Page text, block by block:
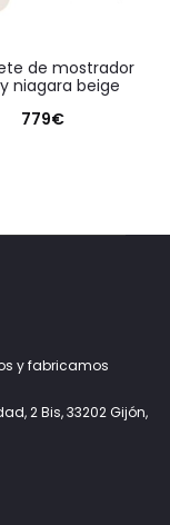
niagara beige
779€
y fabricamos
2 Bis, 33202 Gijón,